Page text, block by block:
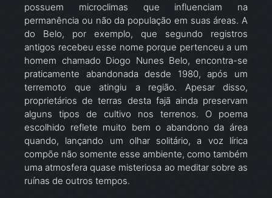
possuem microclimas que influenciam na
permanência ou não da população em suas áreas. A
do Belo, por exemplo, que segundo registros
antigos recebeu esse nome porque pertenceu a um
homem chamado Diogo Nunes Belo, encontra-se
praticamente abandonada desde 1980, após um
terremoto que atingiu a região. Apesar disso,
proprietários de terras desta fajã ainda preservam
alguns tipos de cultivo nos terrenos. O poema
escolhido reflete muito bem o abandono da área
quando, lançando um olhar solitário, a voz lírica
compõe não somente esse ambiente, como também
uma atmosfera quase misteriosa ao meditar sobre as
ruínas de outros tempos.